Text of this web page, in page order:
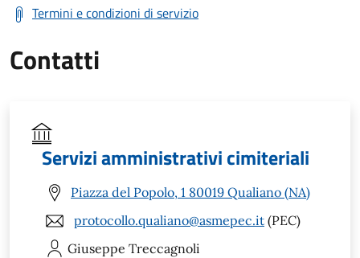
Termini e condizioni di servizio
Contatti
Servizi amministrativi cimiteriali
Piazza del Popolo, 1 80019 Qualiano (NA)
protocollo.qualiano@asmepec.it (PEC)
Giuseppe Treccagnoli